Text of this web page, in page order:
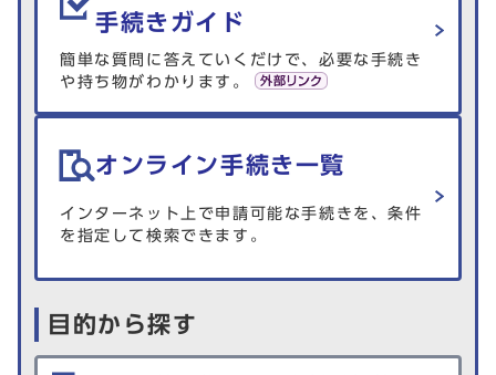
手続きガイド
簡単な質問に答えていくだけで、必要な手続き
や持ち物がわかります。
オンライン手続き一覧
インターネット上で申請可能な手続きを、条件
を指定して検索できます。
目的から探す